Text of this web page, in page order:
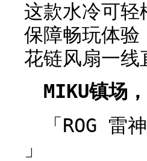
这款水冷可轻
保障畅玩体验
花链风扇一
MIKU镇场
「ROG 雷
」